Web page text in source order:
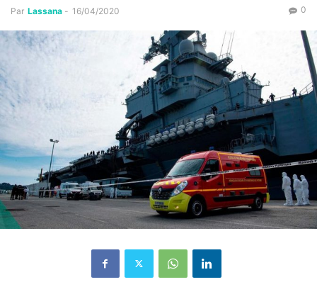
Par Lassana - 16/04/2020 0